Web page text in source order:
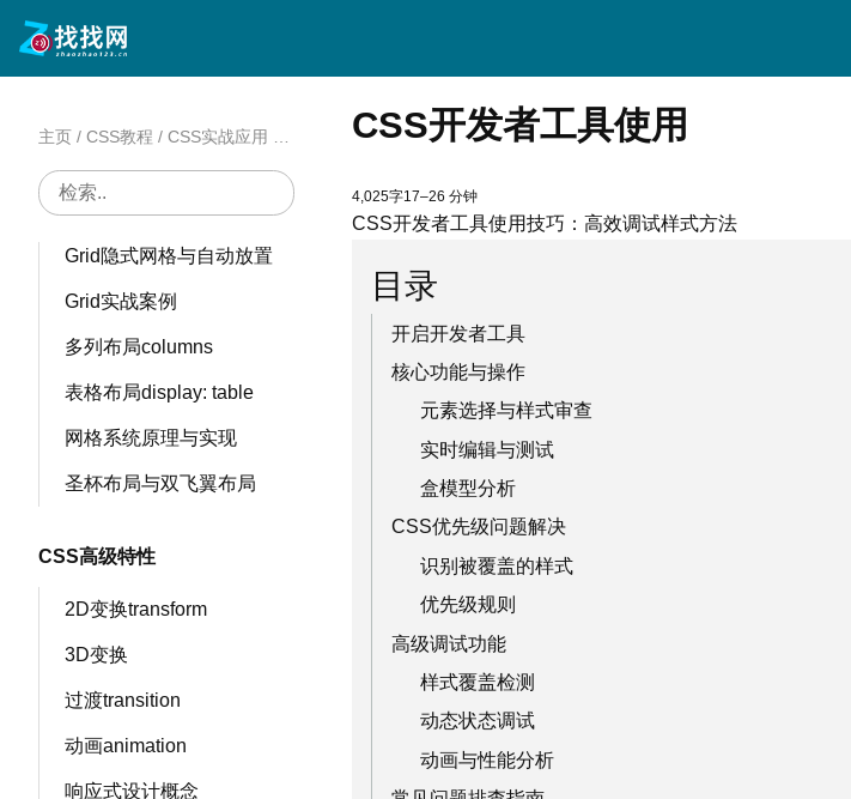
主页 / CSS教程 / CSS实战应用 CSS开发者工具使用
Flexbox项目属性
Flexbox实战案例
Grid项目属性
Grid隐式网格与自动放置
Grid实战案例
多列布局columns
表格布局display: table
网格系统原理与实现
圣杯布局与双飞翼布局
CSS高级特性
2D变换transform
3D变换
过渡transition
动画animation
响应式设计概念
CSS开发者工具使用
4,025字17–26 分钟
CSS开发者工具使用技巧：高效调试样式方法
目录
开启开发者工具
核心功能与操作
元素选择与样式审查
实时编辑与测试
盒模型分析
CSS优先级问题解决
识别被覆盖的样式
优先级规则
高级调试功能
样式覆盖检测
动态状态调试
动画与性能分析